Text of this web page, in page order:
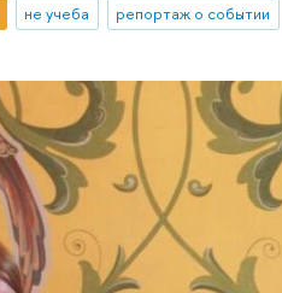
не учеба репортаж о событии